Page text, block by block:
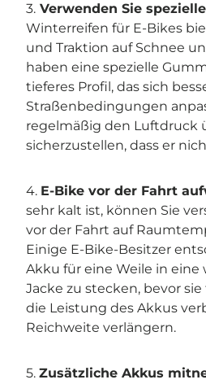
3. Verwenden Sie
Winterreifen für E-Bikes
und Traktion auf Schnee
haben eine spezielle
tieferes Profil, das sich
Straßenbedingungen
regelmäßig den Luftdruck
sicherzustellen, dass er
4. E-Bike vor der Fahrt
sehr kalt ist, können Sie
vor der Fahrt auf
Einige E-Bike-Besitzer
Akku für eine Weile in eine
Jacke zu stecken, bevor
die Leistung des Akkus
Reichweite verlängern.
5. Zusätzliche Akkus